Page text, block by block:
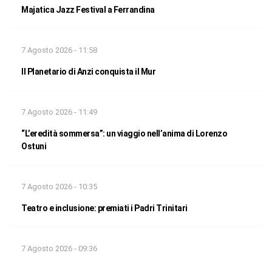
Majatica Jazz Festival a Ferrandina
7 Agosto 2026 - 11:58
Il Planetario di Anzi conquista il Mur
7 Agosto 2026 - 11:49
“L’eredità sommersa”: un viaggio nell’anima di Lorenzo
Ostuni
7 Agosto 2026 - 10:35
Teatro e inclusione: premiati i Padri Trinitari
7 Agosto 2026 - 09:36